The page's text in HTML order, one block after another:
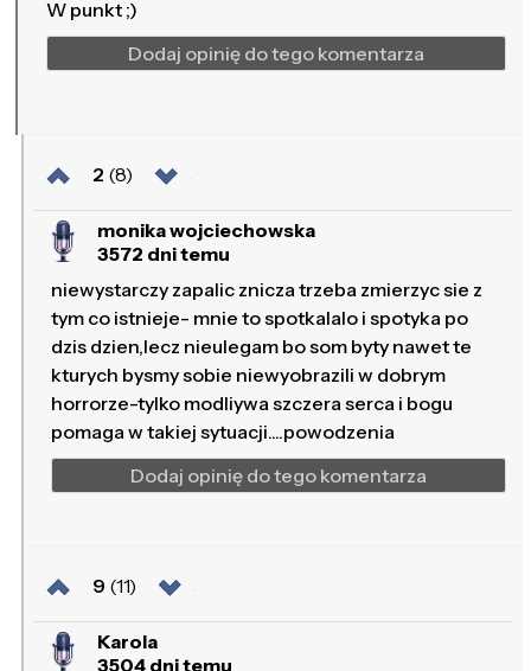
W punkt ;)
Dodaj opinię do tego komentarza
2 (8)
monika wojciechowska
3572 dni temu
niewystarczy zapalic znicza trzeba zmierzyc sie z
tym co istnieje- mnie to spotkalalo i spotyka po
dzis dzien,lecz nieulegam bo som byty nawet te
kturych bysmy sobie niewyobrazili w dobrym
horrorze-tylko modliywa szczera serca i bogu
pomaga w takiej sytuacji....powodzenia
Dodaj opinię do tego komentarza
9 (11)
Karola
3504 dni temu